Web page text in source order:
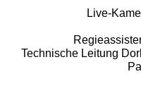
Live-
Technische Leitung